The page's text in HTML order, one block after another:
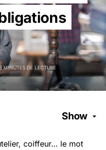
MINUTES DE LECTURE
Show
coiffeur… le mot